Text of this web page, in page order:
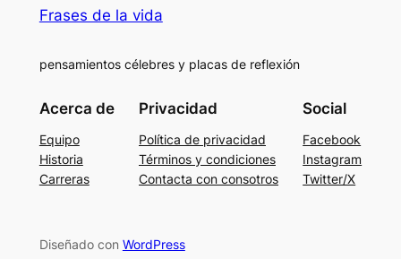
Frases de la vida
pensamientos célebres y placas de reflexión
Acerca de
Equipo
Historia
Carreras
Privacidad
Política de privacidad
Términos y condiciones
Contacta con consotros
Social
Facebook
Instagram
Twitter/X
Diseñado con WordPress